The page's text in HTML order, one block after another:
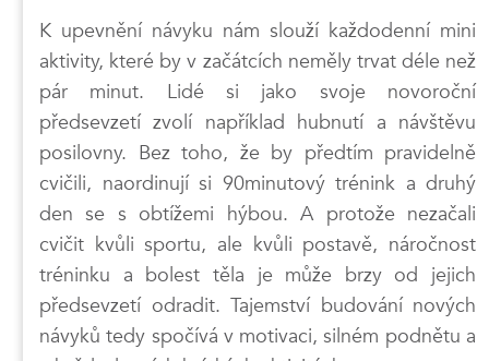
K upevnění návyku nám slouží každodenní mini
aktivity, které by v začátcích neměly trvat déle než
pár minut. Lidé si jako svoje novoroční
předsevzetí zvolí například hubnutí a návštěvu
posilovny. Bez toho, že by předtím pravidelně
cvičili, naordinují si 90minutový trénink a druhý
den se s obtížemi hýbou. A protože nezačali
cvičit kvůli sportu, ale kvůli postavě, náročnost
tréninku a bolest těla je může brzy od jejich
předsevzetí odradit. Tajemství budování nových
návyků tedy spočívá v motivaci, silném podnětu a